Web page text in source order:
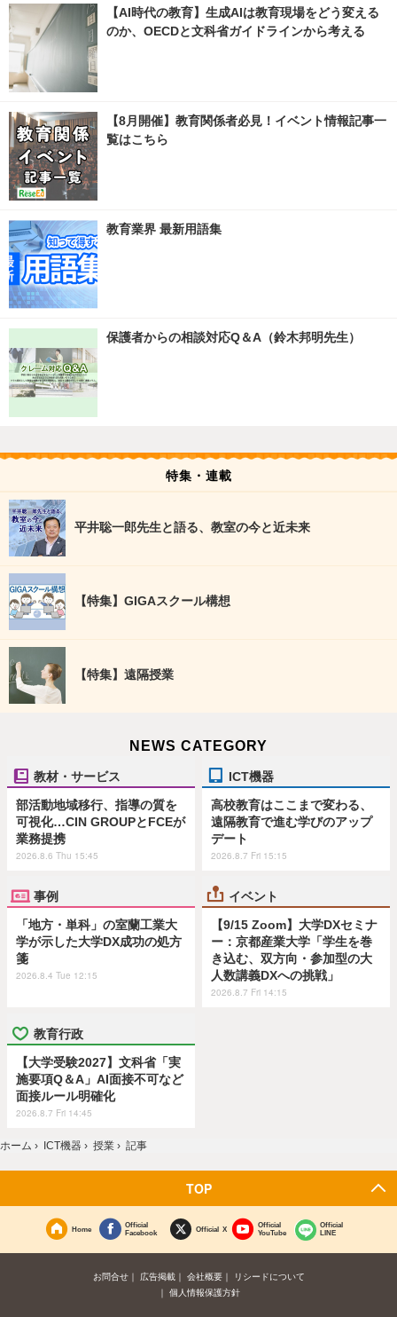
【AI時代の教育】生成AIは教育現場をどう変える
のか、OECDと文科省ガイドラインから考える
【8月開催】教育関係者必見！イベント情報記事一
覧はこちら
教育業界 最新用語集
保護者からの相談対応Q＆A（鈴木邦明先生）
特集・連載
平井聡一郎先生と語る、教室の今と近未来
【特集】GIGAスクール構想
【特集】遠隔授業
NEWS CATEGORY
教材・サービス
部活動地域移行、指導の質を
可視化…CIN GROUPとFCEが
業務提携
2026.8.6 Thu 15:45
ICT機器
高校教育はここまで変わる、
遠隔教育で進む学びのアップ
デート
2026.8.7 Fri 15:15
事例
「地方・単科」の室蘭工業大
学が示した大学DX成功の処方
箋
2026.8.4 Tue 12:15
イベント
【9/15 Zoom】大学DXセミナ
ー：京都産業大学「学生を巻
き込む、双方向・参加型の大
人数講義DXへの挑戦」
2026.8.7 Fri 14:15
教育行政
【大学受験2027】文科省「実
施要項Q＆A」AI面接不可など
面接ルール明確化
2026.8.7 Fri 14:45
ホーム › ICT機器 › 授業 › 記事
TOP
Home
Official
Facebook
Official X
Official
YouTube
Official
LINE
お問合せ 広告掲載 会社概要
リシードについて
個人情報保護方針